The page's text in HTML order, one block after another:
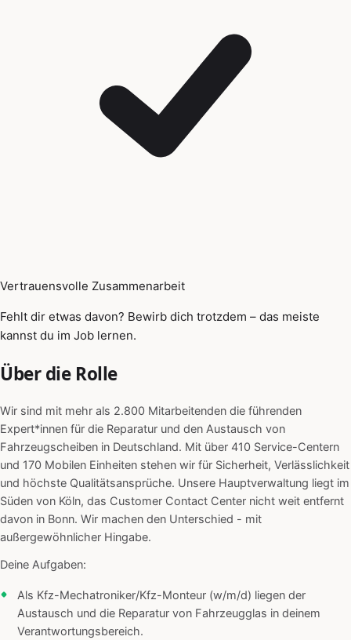
Vertrauensvolle Zusammenarbeit
Fehlt dir etwas davon? Bewirb dich trotzdem – das meiste
kannst du im Job lernen.
Über die Rolle
Wir sind mit mehr als 2.800 Mitarbeitenden die führenden
Expert*innen für die Reparatur und den Austausch von
Fahrzeugscheiben in Deutschland. Mit über 410 Service-Centern
und 170 Mobilen Einheiten stehen wir für Sicherheit, Verlässlichkeit
und höchste Qualitätsansprüche. Unsere Hauptverwaltung liegt im
Süden von Köln, das Customer Contact Center nicht weit entfernt
davon in Bonn. Wir machen den Unterschied - mit
außergewöhnlicher Hingabe.
Deine Aufgaben:
Als Kfz-Mechatroniker/Kfz-Monteur (w/m/d) liegen der
Austausch und die Reparatur von Fahrzeugglas in deinem
Verantwortungsbereich.